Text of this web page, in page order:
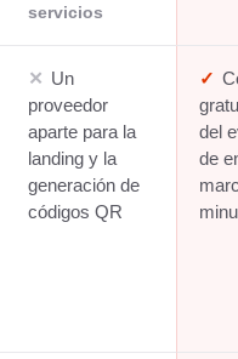
servicios
✕ Un
proveedor
aparte para la
landing y la
generación de
códigos QR
✓
del
de